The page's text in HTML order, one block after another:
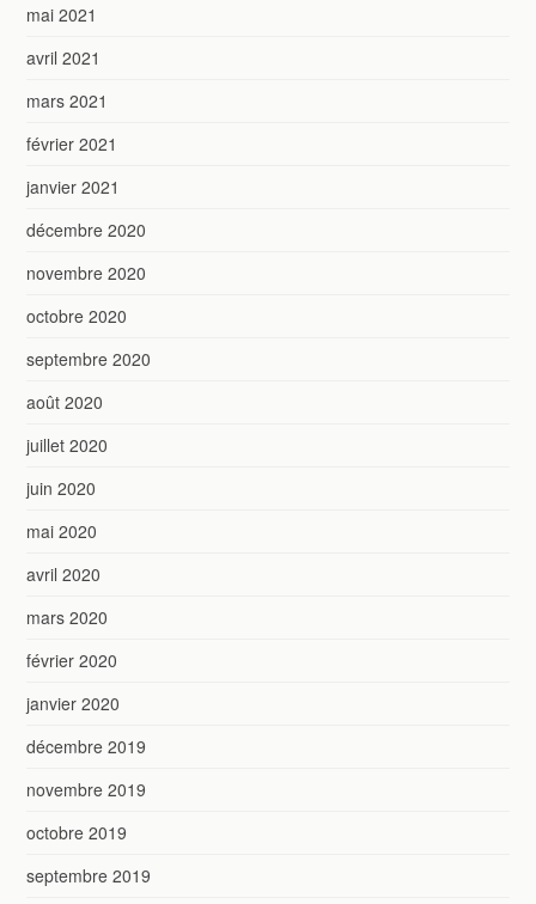
mai 2021
avril 2021
mars 2021
février 2021
janvier 2021
décembre 2020
novembre 2020
octobre 2020
septembre 2020
août 2020
juillet 2020
juin 2020
mai 2020
avril 2020
mars 2020
février 2020
janvier 2020
décembre 2019
novembre 2019
octobre 2019
septembre 2019